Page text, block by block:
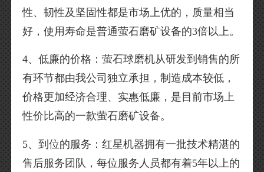
性、韧性及坚固性都是市场上优的，质量相当
好，使用寿命是普通萤石磨矿设备的3倍以上。
4、低廉的价格：萤石球磨机从研发到销售的所
有环节都由我公司独立承担，制造成本较低，
价格更加经济合理、实惠低廉，是目前市场上
性价比高的一款萤石磨矿设备。
5、到位的服务：红星机器拥有一批技术精湛的
售后服务团队，每位服务人员都有着5年以上的